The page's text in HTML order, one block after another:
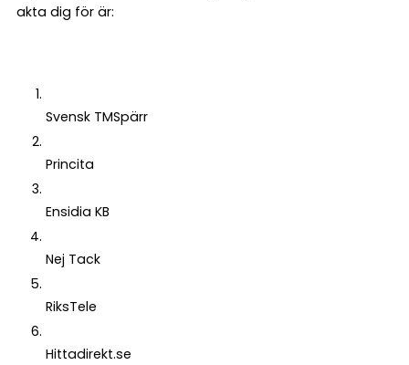
akta dig för är:
Svensk TMSpärr
Princita
Ensidia KB
Nej Tack
RiksTele
Hittadirekt.se